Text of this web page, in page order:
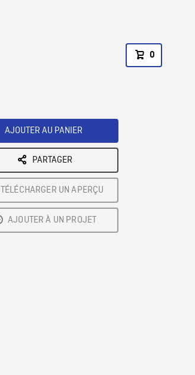
0
AJOUTER AU PANIER
PARTAGER
TÉLÉCHARGER UN APERÇU
AJOUTER À UN PROJET